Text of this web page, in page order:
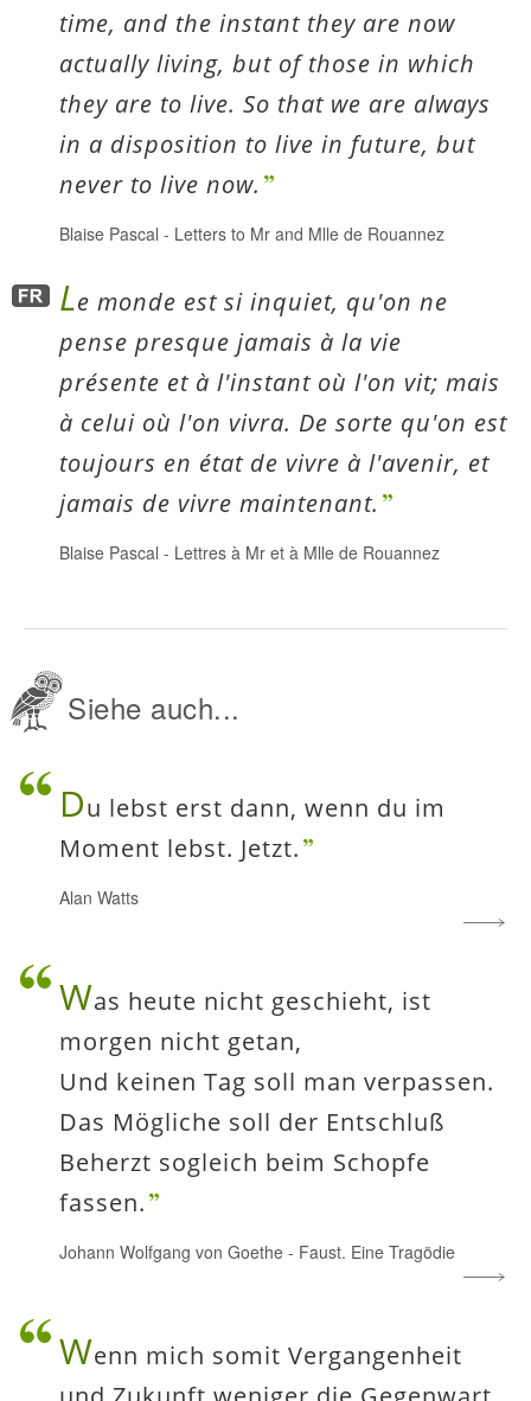
time, and the instant they are now
actually living, but of those in which
they are to live. So that we are always
in a disposition to live in future, but
never to live now.
Blaise Pascal - Letters to Mr and Mlle de Rouannez
Le monde est si inquiet, qu'on ne
pense presque jamais à la vie
présente et à l'instant où l'on vit; mais
à celui où l'on vivra. De sorte qu'on est
toujours en état de vivre à l'avenir, et
jamais de vivre maintenant.
Blaise Pascal - Lettres à Mr et à Mlle de Rouannez
Siehe auch...
Du lebst erst dann, wenn du im
Moment lebst. Jetzt.
Alan Watts
Was heute nicht geschieht, ist
morgen nicht getan,
Und keinen Tag soll man verpassen.
Das Mögliche soll der Entschluß
Beherzt sogleich beim Schopfe
fassen.
Johann Wolfgang von Goethe - Faust. Eine Tragödie
Wenn mich somit Vergangenheit